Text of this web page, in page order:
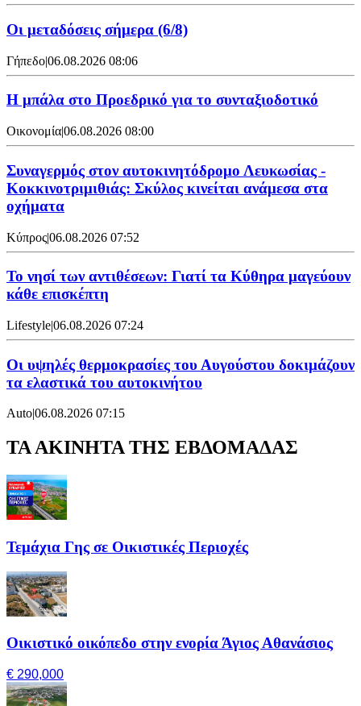
Οι μεταδόσεις σήμερα (6/8)
Γήπεδο|06.08.2026 08:06
Η μπάλα στο Προεδρικό για το συνταξιοδοτικό
Οικονομία|06.08.2026 08:00
Συναγερμός στον αυτοκινητόδρομο Λευκωσίας -
Κοκκινοτριμιθιάς: Σκύλος κινείται ανάμεσα στα
οχήματα
Κύπρος|06.08.2026 07:52
Το νησί των αντιθέσεων: Γιατί τα Κύθηρα μαγεύουν
κάθε επισκέπτη
Lifestyle|06.08.2026 07:24
Οι υψηλές θερμοκρασίες του Αυγούστου δοκιμάζουν
τα ελαστικά του αυτοκινήτου
Auto|06.08.2026 07:15
ΤΑ ΑΚΙΝΗΤΑ ΤΗΣ ΕΒΔΟΜΑΔΑΣ
Τεμάχια Γης σε Οικιστικές Περιοχές
Οικιστικό οικόπεδο στην ενορία Άγιος Αθανάσιος
€ 290,000